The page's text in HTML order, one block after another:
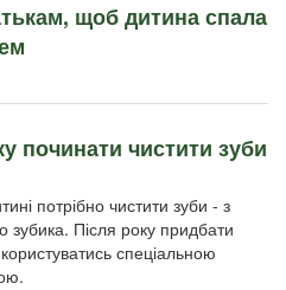
щоб дитина спала
починати чистити зуби
потрібно чистити зуби - з
зубика. Після року придбати
спеціальною